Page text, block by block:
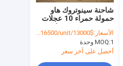
شاحنة سينوتروك هاو
حمولة حمراء 10 عجلات
الأسعار:$13000/unit-$16500/unit
MOQ:1 وحدة
أحصل على آخر سعر